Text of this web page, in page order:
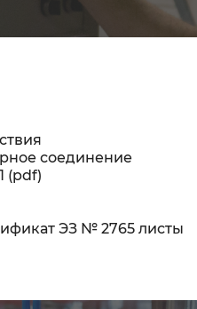
соединение
(pdf)
ЭЗ № 2765 листы